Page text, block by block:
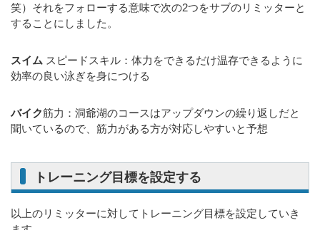
笑）それをフォローする意味で次の2つをサブのリミッターと
することにしました。
スイム スピードスキル：体力をできるだけ温存できるように
効率の良い泳ぎを身につける
バイク筋力：洞爺湖のコースはアップダウンの繰り返しだと
聞いているので、筋力がある方が対応しやすいと予想
トレーニング目標を設定する
以上のリミッターに対してトレーニング目標を設定していき